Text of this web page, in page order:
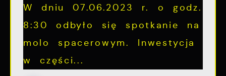
W dniu 07.06.2023 r. o godz.
8:30 odbyło się spotkanie na
molo spacerowym. Inwestycja
w części...